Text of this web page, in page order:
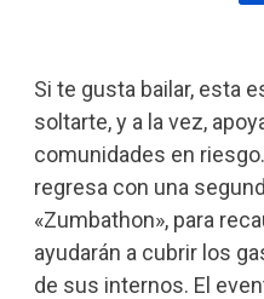
Si te gusta bailar, esta
soltarte, y a la vez,
comunidades en
regresa con una
«Zumbathon», para
ayudarán a cubrir los
de sus internos. El